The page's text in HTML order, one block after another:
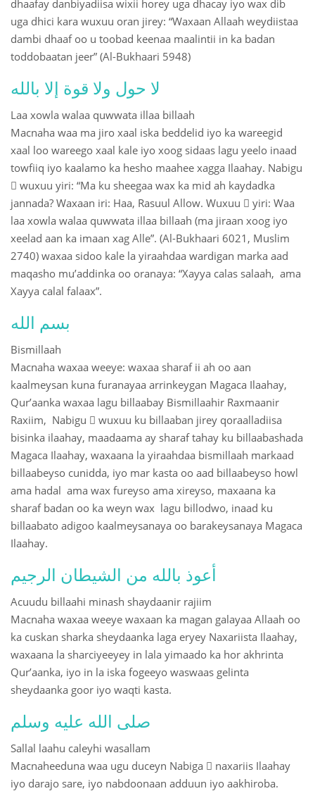
dhaafay danbiyadiisa wixii horey uga dhacay iyo wax dib
uga dhici kara wuxuu oran jirey: “Waxaan Allaah weydiistaa
dambi dhaaf oo u toobad keenaa maalintii in ka badan
toddobaatan jeer” (Al-Bukhaari 5948)
لا حول ولا قوة إلا بالله
Laa xowla walaa quwwata illaa billaah
Macnaha waa ma jiro xaal iska beddelid iyo ka wareegid
xaal loo wareego xaal kale iyo xoog sidaas lagu yeelo inaad
towfiiq iyo kaalamo ka hesho maahee xagga Ilaahay. Nabigu
 wuxuu yiri: “Ma ku sheegaa wax ka mid ah kaydadka
jannada? Waxaan iri: Haa, Rasuul Allow. Wuxuu  yiri: Waa
laa xowla walaa quwwata illaa billaah (ma jiraan xoog iyo
xeelad aan ka imaan xag Alle”. (Al-Bukhaari 6021, Muslim
2740) waxaa sidoo kale la yiraahdaa wardigan marka aad
maqasho mu’addinka oo oranaya: “Xayya calas salaah, ama
Xayya calal falaax”.
بسم الله
Bismillaah
Macnaha waxaa weeye: waxaa sharaf ii ah oo aan
kaalmeysan kuna furanayaa arrinkeygan Magaca Ilaahay,
Qur’aanka waxaa lagu billaabay Bismillaahir Raxmaanir
Raxiim, Nabigu  wuxuu ku billaaban jirey qoraalladiisa
bisinka ilaahay, maadaama ay sharaf tahay ku billaabashada
Magaca Ilaahay, waxaana la yiraahdaa bismillaah markaad
billaabeyso cunidda, iyo mar kasta oo aad billaabeyso howl
ama hadal ama wax fureyso ama xireyso, maxaana ka
sharaf badan oo ka weyn wax lagu billodwo, inaad ku
billaabato adigoo kaalmeysanaya oo barakeysanaya Magaca
Ilaahay.
Acuudu billaahi minash shaydaanir rajiim
Macnaha waxaa weeye waxaan ka magan galayaa Allaah oo
ka cuskan sharka sheydaanka laga eryey Naxariista Ilaahay,
waxaana la sharciyeeyey in lala yimaado ka hor akhrinta
Qur’aanka, iyo in la iska fogeeyo waswaas gelinta
sheydaanka goor iyo waqti kasta.
صلى الله عليه وسلم
Sallal laahu caleyhi wasallam
Macnaheeduna waa ugu duceyn Nabiga  naxariis Ilaahay
iyo darajo sare, iyo nabdoonaan adduun iyo aakhiroba.